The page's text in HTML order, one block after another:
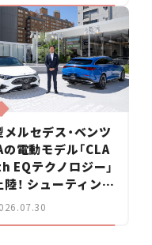
メルセデス・ベンツ
の電動モデル「CLA
EQテクノロジー」
陸！ シューティング
ークも発売【新車ニ